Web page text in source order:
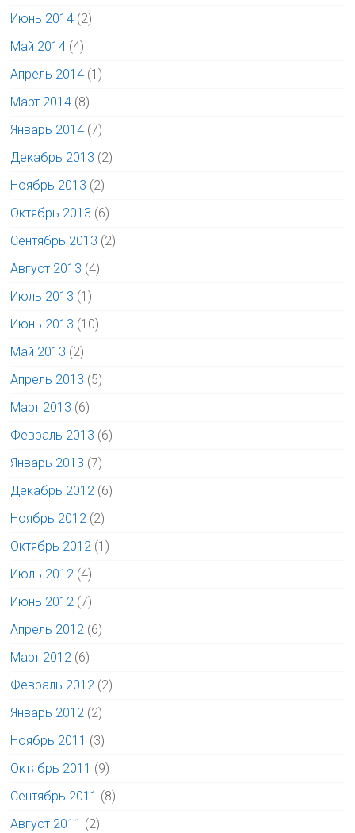
Июнь 2014 (2)
Май 2014 (4)
Апрель 2014 (1)
Март 2014 (8)
Январь 2014 (7)
Декабрь 2013 (2)
Ноябрь 2013 (2)
Октябрь 2013 (6)
Сентябрь 2013 (2)
Август 2013 (4)
Июль 2013 (1)
Июнь 2013 (10)
Май 2013 (2)
Апрель 2013 (5)
Март 2013 (6)
Февраль 2013 (6)
Январь 2013 (7)
Декабрь 2012 (6)
Ноябрь 2012 (2)
Октябрь 2012 (1)
Июль 2012 (4)
Июнь 2012 (7)
Апрель 2012 (6)
Март 2012 (6)
Февраль 2012 (2)
Январь 2012 (2)
Ноябрь 2011 (3)
Октябрь 2011 (9)
Сентябрь 2011 (8)
Август 2011 (2)